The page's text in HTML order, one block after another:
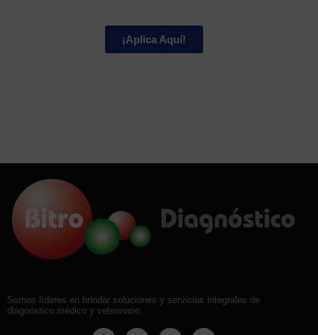
¡Aplica Aquí!
Somos líderes en brindar soluciones y servicios integrales de
diagnóstico médico y veterinario.